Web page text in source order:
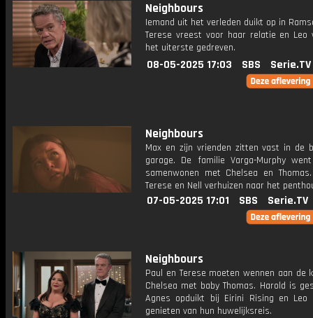
Neighbours
Iemand uit het verleden duikt op in
Terese vreest voor haar relatie en
het uiterste gedreven.
08-05-2025 17:03 SBS Serie.TV
Neighbours
Max en zijn vrienden zitten vast in de
garage. De familie Varga-Murphy
samenwonen met Chelsea en
Terese en Nell verhuizen naar het
07-05-2025 17:01 SBS Serie.TV
Neighbours
Paul en Terese moeten wennen aan de
Chelsea met baby Thomas. Harold is
Agnes opduikt bij Eirini Rising en Leo
genieten van hun huwelijksreis.